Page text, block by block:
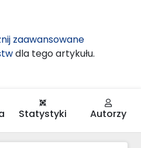
zaawansowane
dla tego artykułu.
Statystyki Autorzy